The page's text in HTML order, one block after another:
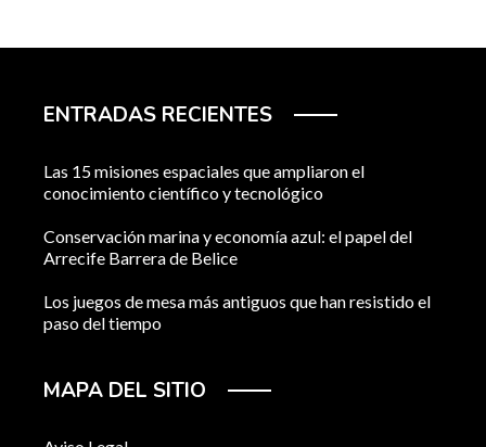
ENTRADAS RECIENTES
Las 15 misiones espaciales que ampliaron el
conocimiento científico y tecnológico
Conservación marina y economía azul: el papel del
Arrecife Barrera de Belice
Los juegos de mesa más antiguos que han resistido el
paso del tiempo
MAPA DEL SITIO